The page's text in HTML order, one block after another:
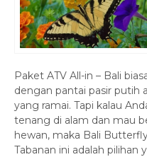
Paket ATV All-in – Bali
dengan pantai pasir putih
yang ramai. Tapi kalau
tenang di alam dan mau
hewan, maka Bali
Tabanan ini adalah pilihan